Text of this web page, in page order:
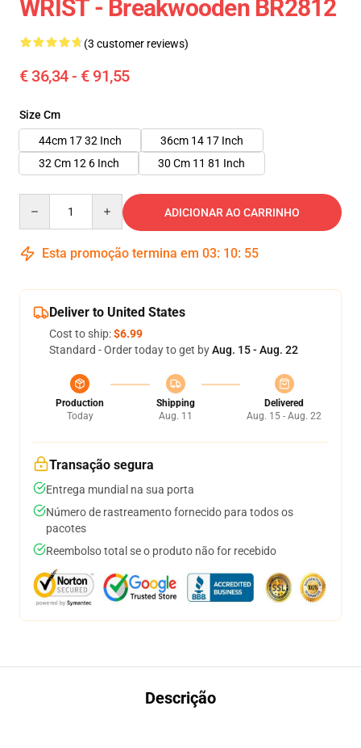
WRIST - Breakwooden BR2812
(3 customer reviews)
€ 36,34 - € 91,55
Size Cm
44cm 17 32 Inch
36cm 14 17 Inch
32 Cm 12 6 Inch
30 Cm 11 81 Inch
ADICIONAR AO CARRINHO
Esta promoção termina em 03: 10: 55
Deliver to United States
Cost to ship:$6.99
Standard - Order today to get byAug. 15 - Aug. 22
Production
Today
Shipping
Aug. 11
Delivered
Aug. 15 - Aug. 22
Transação segura
Entrega mundial na sua porta
Número de rastreamento fornecido para todos os
pacotes
Reembolso total se o produto não for recebido
Descrição